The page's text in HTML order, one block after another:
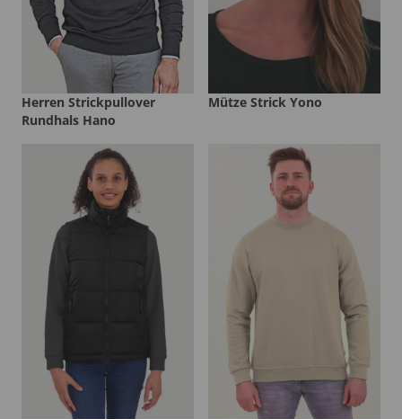
Herren Strickpullover
Rundhals Hano
Mütze Strick Yono